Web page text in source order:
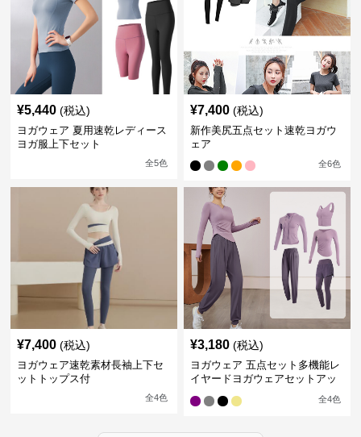
¥5,440 (税込)
ヨガウェア 夏用速乾レディース
ヨガ服上下セット
全5色
¥7,400 (税込)
新作美尻五点セット速乾ヨガウ
ェア
全6色
¥7,400 (税込)
ヨガウェア速乾素材長袖上下セ
ットトップス付
全4色
¥3,180 (税込)
ヨガウェア 五点セット多機能レ
イヤードヨガウェアセットアッ
全4色